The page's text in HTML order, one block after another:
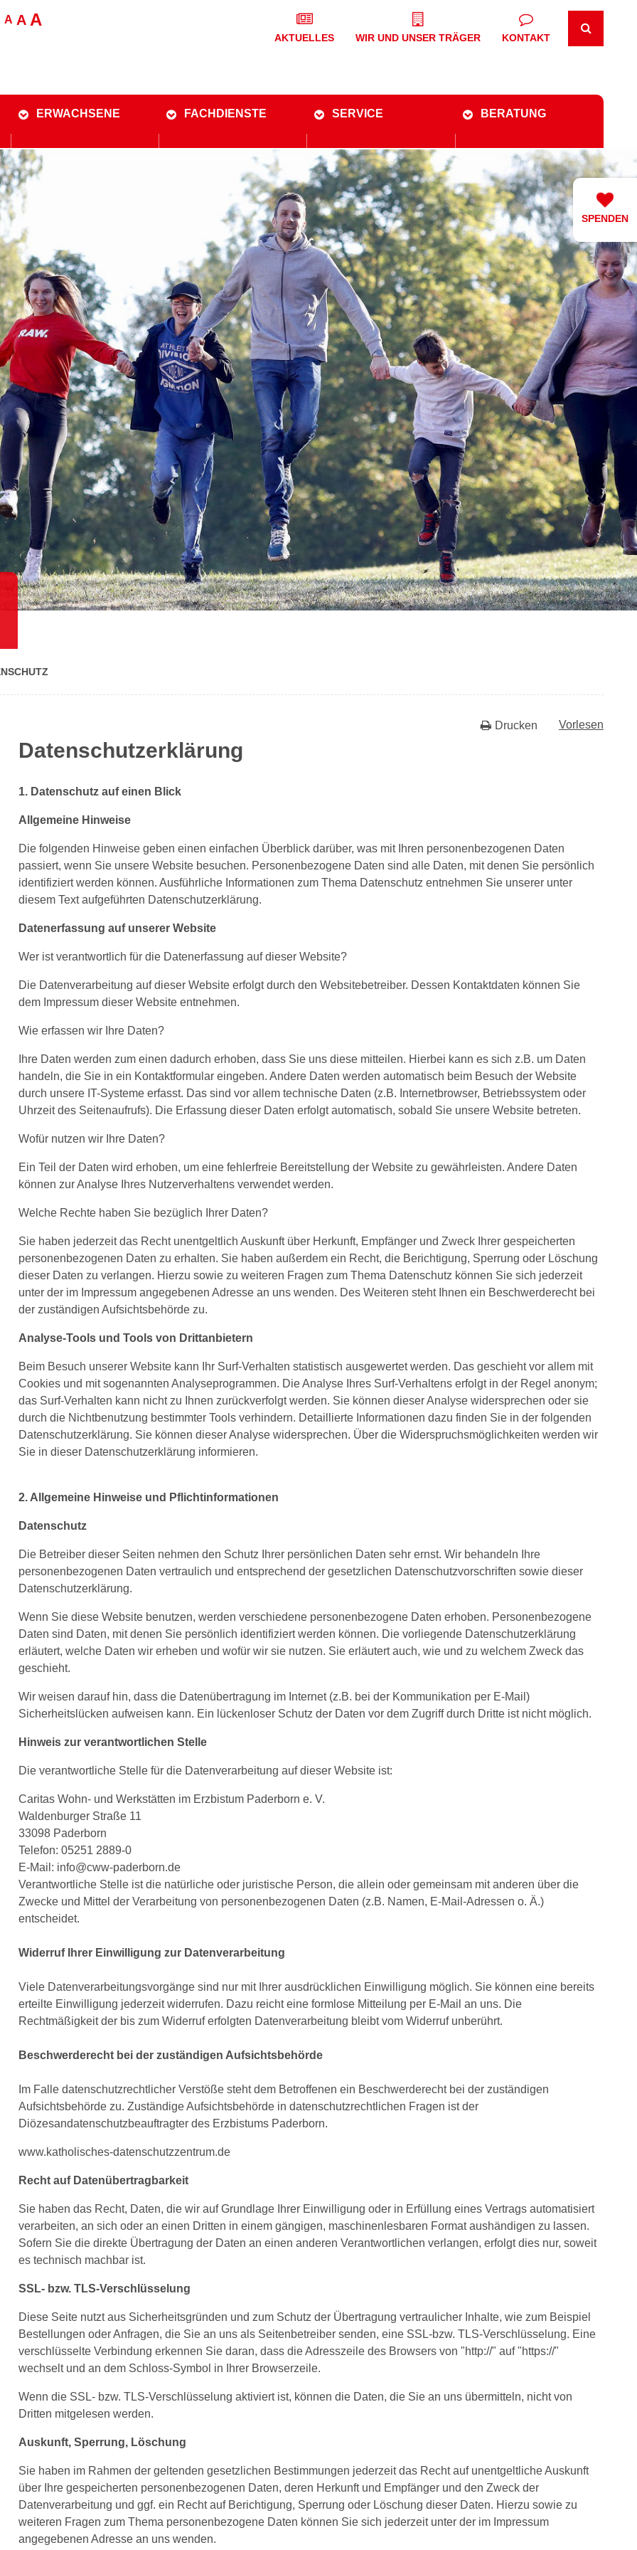
A A A
AKTUELLES WIR UND UNSER TRÄGER KONTAKT
ERWACHSENE FACHDIENSTE SERVICE BERATUNG
Vorlesen
Drucken
Datenschutzerklärung
1. Datenschutz auf einen Blick
Allgemeine Hinweise
Die folgenden Hinweise geben einen einfachen Überblick darüber, was mit Ihren personenbezogenen Daten
passiert, wenn Sie unsere Website besuchen. Personenbezogene Daten sind alle Daten, mit denen Sie persönlich
identifiziert werden können. Ausführliche Informationen zum Thema Datenschutz entnehmen Sie unserer unter
diesem Text aufgeführten Datenschutzerklärung.
Datenerfassung auf unserer Website
Wer ist verantwortlich für die Datenerfassung auf dieser Website?
Die Datenverarbeitung auf dieser Website erfolgt durch den Websitebetreiber. Dessen Kontaktdaten können Sie
dem Impressum dieser Website entnehmen.
Wie erfassen wir Ihre Daten?
Ihre Daten werden zum einen dadurch erhoben, dass Sie uns diese mitteilen. Hierbei kann es sich z.B. um Daten
handeln, die Sie in ein Kontaktformular eingeben. Andere Daten werden automatisch beim Besuch der Website
durch unsere IT-Systeme erfasst. Das sind vor allem technische Daten (z.B. Internetbrowser, Betriebssystem oder
Uhrzeit des Seitenaufrufs). Die Erfassung dieser Daten erfolgt automatisch, sobald Sie unsere Website betreten.
Wofür nutzen wir Ihre Daten?
Ein Teil der Daten wird erhoben, um eine fehlerfreie Bereitstellung der Website zu gewährleisten. Andere Daten
können zur Analyse Ihres Nutzerverhaltens verwendet werden.
Welche Rechte haben Sie bezüglich Ihrer Daten?
Sie haben jederzeit das Recht unentgeltlich Auskunft über Herkunft, Empfänger und Zweck Ihrer gespeicherten
personenbezogenen Daten zu erhalten. Sie haben außerdem ein Recht, die Berichtigung, Sperrung oder Löschung
dieser Daten zu verlangen. Hierzu sowie zu weiteren Fragen zum Thema Datenschutz können Sie sich jederzeit
unter der im Impressum angegebenen Adresse an uns wenden. Des Weiteren steht Ihnen ein Beschwerderecht bei
der zuständigen Aufsichtsbehörde zu.
Analyse-Tools und Tools von Drittanbietern
Beim Besuch unserer Website kann Ihr Surf-Verhalten statistisch ausgewertet werden. Das geschieht vor allem mit
Cookies und mit sogenannten Analyseprogrammen. Die Analyse Ihres Surf-Verhaltens erfolgt in der Regel anonym;
das Surf-Verhalten kann nicht zu Ihnen zurückverfolgt werden. Sie können dieser Analyse widersprechen oder sie
durch die Nichtbenutzung bestimmter Tools verhindern. Detaillierte Informationen dazu finden Sie in der folgenden
Datenschutzerklärung. Sie können dieser Analyse widersprechen. Über die Widerspruchsmöglichkeiten werden wir
Sie in dieser Datenschutzerklärung informieren.
2. Allgemeine Hinweise und Pflichtinformationen
Datenschutz
Die Betreiber dieser Seiten nehmen den Schutz Ihrer persönlichen Daten sehr ernst. Wir behandeln Ihre
personenbezogenen Daten vertraulich und entsprechend der gesetzlichen Datenschutzvorschriften sowie dieser
Datenschutzerklärung.
Wenn Sie diese Website benutzen, werden verschiedene personenbezogene Daten erhoben. Personenbezogene
Daten sind Daten, mit denen Sie persönlich identifiziert werden können. Die vorliegende Datenschutzerklärung
erläutert, welche Daten wir erheben und wofür wir sie nutzen. Sie erläutert auch, wie und zu welchem Zweck das
geschieht.
Wir weisen darauf hin, dass die Datenübertragung im Internet (z.B. bei der Kommunikation per E-Mail)
Sicherheitslücken aufweisen kann. Ein lückenloser Schutz der Daten vor dem Zugriff durch Dritte ist nicht möglich.
Hinweis zur verantwortlichen Stelle
Die verantwortliche Stelle für die Datenverarbeitung auf dieser Website ist:
Caritas Wohn- und Werkstätten im Erzbistum Paderborn e. V.
Waldenburger Straße 11
33098 Paderborn
Telefon: 05251 2889-0
E-Mail: info@cww-paderborn.de
Verantwortliche Stelle ist die natürliche oder juristische Person, die allein oder gemeinsam mit anderen über die
Zwecke und Mittel der Verarbeitung von personenbezogenen Daten (z.B. Namen, E-Mail-Adressen o. Ä.)
entscheidet.
Widerruf Ihrer Einwilligung zur Datenverarbeitung
Viele Datenverarbeitungsvorgänge sind nur mit Ihrer ausdrücklichen Einwilligung möglich. Sie können eine bereits
erteilte Einwilligung jederzeit widerrufen. Dazu reicht eine formlose Mitteilung per E-Mail an uns. Die
Rechtmäßigkeit der bis zum Widerruf erfolgten Datenverarbeitung bleibt vom Widerruf unberührt.
Beschwerderecht bei der zuständigen Aufsichtsbehörde
Im Falle datenschutzrechtlicher Verstöße steht dem Betroffenen ein Beschwerderecht bei der zuständigen
Aufsichtsbehörde zu. Zuständige Aufsichtsbehörde in datenschutzrechtlichen Fragen ist der
Diözesandatenschutzbeauftragter des Erzbistums Paderborn.
www.katholisches-datenschutzzentrum.de
Recht auf Datenübertragbarkeit
Sie haben das Recht, Daten, die wir auf Grundlage Ihrer Einwilligung oder in Erfüllung eines Vertrags automatisiert
verarbeiten, an sich oder an einen Dritten in einem gängigen, maschinenlesbaren Format aushändigen zu lassen.
Sofern Sie die direkte Übertragung der Daten an einen anderen Verantwortlichen verlangen, erfolgt dies nur, soweit
es technisch machbar ist.
SSL- bzw. TLS-Verschlüsselung
Diese Seite nutzt aus Sicherheitsgründen und zum Schutz der Übertragung vertraulicher Inhalte, wie zum Beispiel
Bestellungen oder Anfragen, die Sie an uns als Seitenbetreiber senden, eine SSL-bzw. TLS-Verschlüsselung. Eine
verschlüsselte Verbindung erkennen Sie daran, dass die Adresszeile des Browsers von "http://" auf "https://"
wechselt und an dem Schloss-Symbol in Ihrer Browserzeile.
Wenn die SSL- bzw. TLS-Verschlüsselung aktiviert ist, können die Daten, die Sie an uns übermitteln, nicht von
Dritten mitgelesen werden.
Auskunft, Sperrung, Löschung
Sie haben im Rahmen der geltenden gesetzlichen Bestimmungen jederzeit das Recht auf unentgeltliche Auskunft
über Ihre gespeicherten personenbezogenen Daten, deren Herkunft und Empfänger und den Zweck der
Datenverarbeitung und ggf. ein Recht auf Berichtigung, Sperrung oder Löschung dieser Daten. Hierzu sowie zu
weiteren Fragen zum Thema personenbezogene Daten können Sie sich jederzeit unter der im Impressum
angegebenen Adresse an uns wenden.
SPENDEN